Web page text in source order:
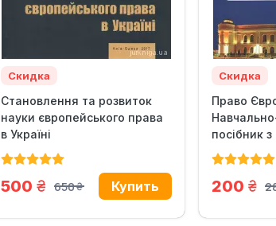
Скидка
Становлення та розвиток
науки європейського права
в Україні
650
грн.
500 грн.
Скидка
Право
посібник
200